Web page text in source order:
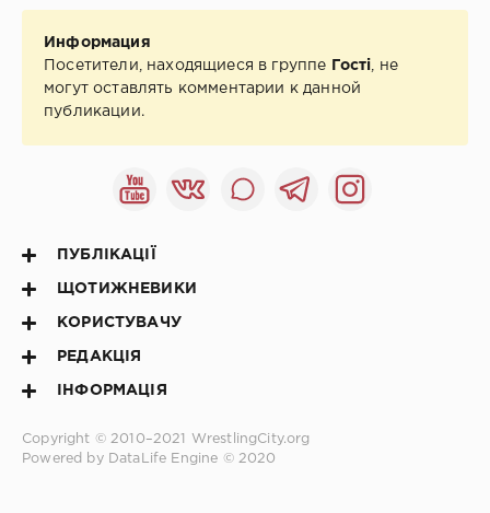
Информация
Посетители, находящиеся в группе
Гості , не
могут оставлять комментарии к данной
публикации.
ПУБЛІКАЦІЇ
ЩОТИЖНЕВИКИ
КОРИСТУВАЧУ
РЕДАКЦІЯ
ІНФОРМАЦІЯ
Copyright © 2010–2021
WrestlingCity.org
Powered by DataLife Engine © 2020